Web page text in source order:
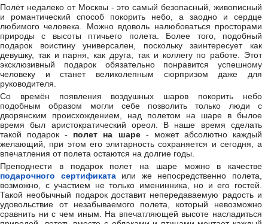
Полёт недалеко от Москвы - это самый безопасный, живописный
и романтический способ покорить небо, а заодно и сердце
любимого человека. Можно вдоволь налюбоваться просторами
природы с высоты птичьего полета. Более того, подобный
подарок воистину универсален, поскольку заинтересует как
девушку, так и парня, как друга, так и коллегу по работе. Этот
эксклюзивный подарок обязательно понравится успешному
человеку и станет великолепным сюрпризом даже для
руководителя.
Со времён появления воздушных шаров покорить небо
подобным образом могли себе позволить только люди с
дворянским происхождением, над полетом на шаре в былое
время был аристократический ореол. В наше время сделать
такой подарок - полет на шаре- может абсолютно каждый
желающий, при этом его элитарность сохраняется и сегодня, а
впечатления от полета остаются на долгие годы.
Преподнести в подарок полет на шаре можно в качестве
подарочного сертификатаили же непосредственно полета,
возможно, с участием не только именинника, но и его гостей.
Такой необычный подарок доставит непередаваемую радость и
удовольствие от незабываемого полета, который невозможно
сравнить ни с чем иным. На впечатляющей высоте насладиться